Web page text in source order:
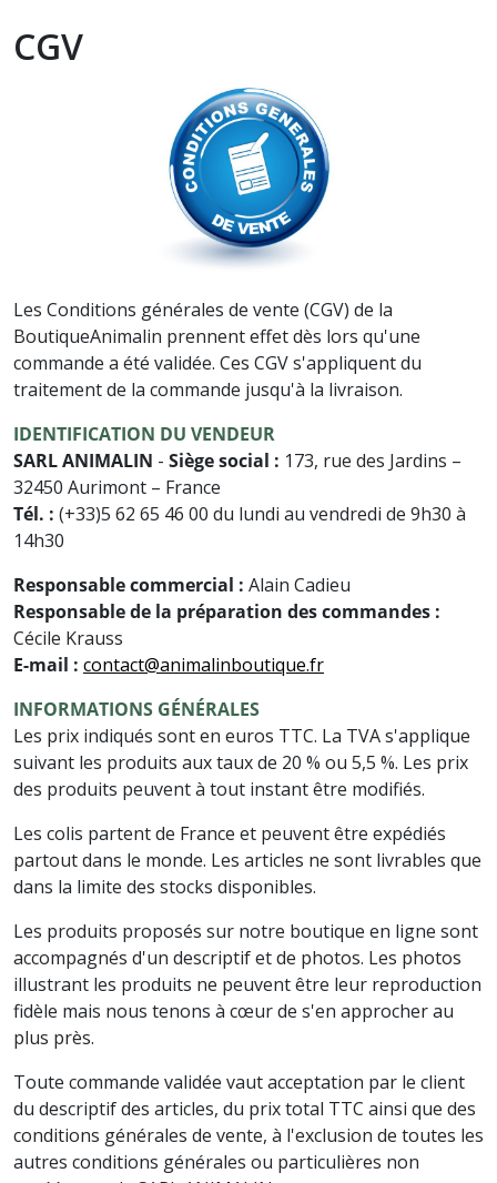
CGV
Les Conditions générales de vente (CGV) de la
BoutiqueAnimalin prennent effet dès lors qu'une
commande a été validée. Ces CGV s'appliquent du
traitement de la commande jusqu'à la livraison.
IDENTIFICATION DU VENDEUR
SARL ANIMALIN - Siège social : 173, rue des Jardins –
32450 Aurimont – France
Tél. : (+33)5 62 65 46 00 du lundi au vendredi de 9h30 à
14h30
Responsable commercial : Alain Cadieu
Responsable de la préparation des commandes :
Cécile Krauss
E-mail : contact@animalinboutique.fr
INFORMATIONS GÉNÉRALES
Les prix indiqués sont en euros TTC. La TVA s'applique
suivant les produits aux taux de 20 % ou 5,5 %. Les prix
des produits peuvent à tout instant être modifiés.
Les colis partent de France et peuvent être expédiés
partout dans le monde. Les articles ne sont livrables que
dans la limite des stocks disponibles.
Les produits proposés sur notre boutique en ligne sont
accompagnés d'un descriptif et de photos. Les photos
illustrant les produits ne peuvent être leur reproduction
fidèle mais nous tenons à cœur de s'en approcher au
plus près.
Toute commande validée vaut acceptation par le client
du descriptif des articles, du prix total TTC ainsi que des
conditions générales de vente, à l'exclusion de toutes les
autres conditions générales ou particulières non
Défense animale
Paroles d'animaux
Autres Animaux
Livres pour enfants
Autocollants
Accessoires utiles pour les soins
Soin cheval
Tous nos produits pour
Soins à date courte ou en fin de
Nos promos
Nos promos